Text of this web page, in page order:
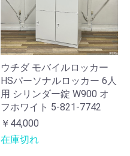
ウチダ モバイルロッカー
HSパーソナルロッカー 6人
用 シリンダー錠 W900 オ
フホワイト 5-821-7742
￥44,000
在庫切れ